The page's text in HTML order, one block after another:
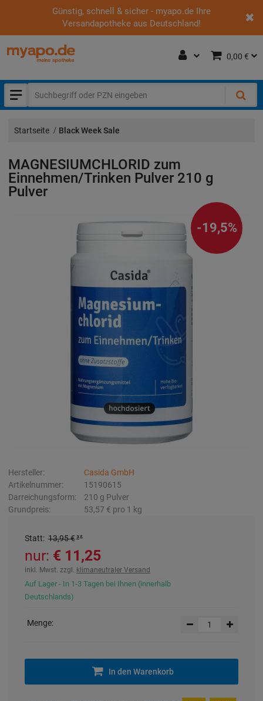
Günstig, schnell & sicher - myapo.de Ihre
Versandapotheke aus Deutschland!
0,00 €
Startseite Black Week Sale
MAGNESIUMCHLORID zum
Einnehmen/Trinken Pulver 210 g
Pulver
-19,5%
Hersteller:
Casida GmbH
Artikelnummer:
15190615
Darreichungsform:
210 g Pulver
Grundpreis:
53,57 € pro 1 kg
Statt: 13,95 €³
nur: 11,25 €
inkl. Mwst. zzgl. klimaneutraler Versand
Auf Lager - In 1-3 Tagen bei Ihnen (innerhalb
Deutschlands)
Menge:
In den Warenkorb